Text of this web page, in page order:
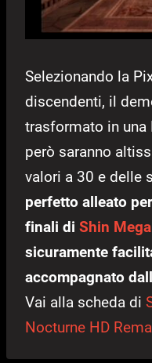
Selezionando la
discendenti, il
trasformato in una
però saranno
valori a 30 e delle
perfetto alleato
finali di Shin
sicuramente
accompagnato
Vai alla scheda di
Nocturne HD